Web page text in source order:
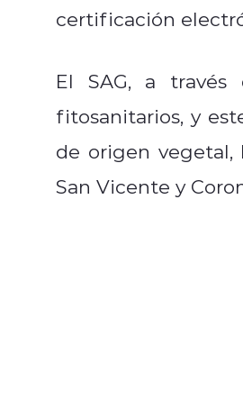
certificación
El SAG, a través
fitosanitarios, y
de origen vegetal,
San Vicente y